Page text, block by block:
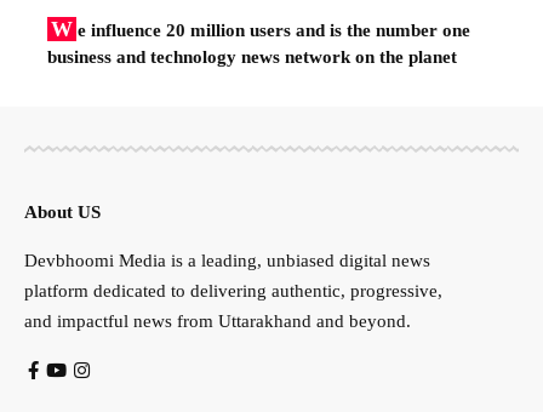
W e influence 20 million users and is the number one
business and technology news network on the planet
About US
Devbhoomi Media is a leading, unbiased digital news
platform dedicated to delivering authentic, progressive,
and impactful news from Uttarakhand and beyond.